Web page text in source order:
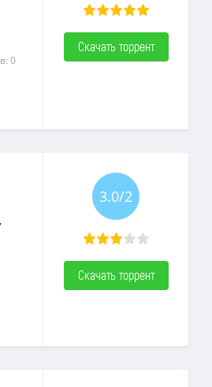
0
Скачать торрент
3.0/2
Скачать торрент